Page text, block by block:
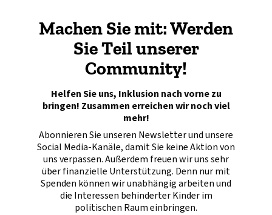
Machen Sie mit: Werden
Sie Teil unserer
Community!
Helfen Sie uns, Inklusion nach vorne zu
bringen! Zusammen erreichen wir noch viel
mehr!
Abonnieren Sie unseren Newsletter und unsere
Social Media-Kanäle, damit Sie keine Aktion von
uns verpassen. Außerdem freuen wir uns sehr
über finanzielle Unterstützung. Denn nur mit
Spenden können wir unabhängig arbeiten und
die Interessen behinderter Kinder im
politischen Raum einbringen.